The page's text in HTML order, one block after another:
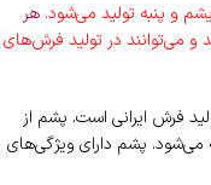
و پنبه تولید می‌شود. هر
و می‌توانند در تولید فرش‌های
فرش ایرانی است. پشم از
می‌شود. پشم دارای ویژگی‌های